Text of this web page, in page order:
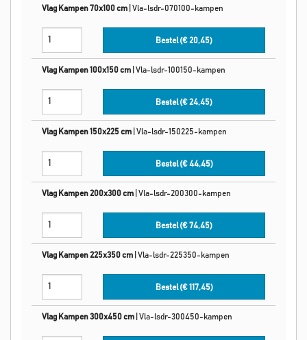
Vlag Kampen 70x100 cm Vla-lsdr-070100-kampen
Bestel (€20,45)
Vlag Kampen 100x150 cm Vla-lsdr-100150-kampen
Bestel (€24,45)
Vlag Kampen 150x225 cm Vla-lsdr-150225-kampen
Bestel (€44,45)
Vlag Kampen 200x300 cm Vla-lsdr-200300-kampen
Bestel (€74,45)
Vlag Kampen 225x350 cm Vla-lsdr-225350-kampen
Bestel (€117,45)
Vlag Kampen 300x450 cm Vla-lsdr-300450-kampen